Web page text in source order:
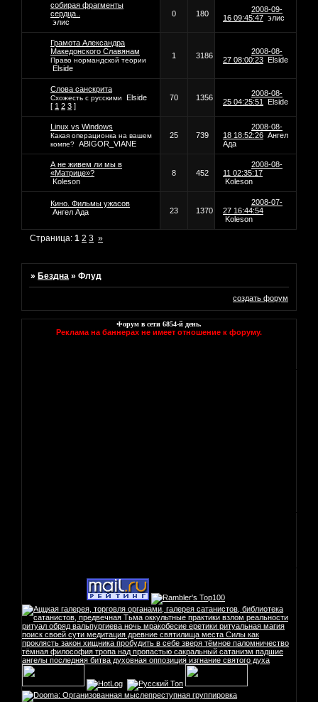
собирая фрагменты
сердца..
элис
0 180
2008-09-
16 09:45:47 элис
Грамота Александра
Македонского Славянам
Право нормандской теории
Elside
1 3186
2008-08-
27 08:00:23
Elside
Слова санскрита
Схожесть с русскими
Elside
[ 1 2 3 ]
70 1356
2008-08-
25 04:25:51
Elside
Linux vs Windows
Какая операционка на вашем
компе? ABIGOR_VIANE
25 739
2008-08-
18 18:52:26 Ангел
Ада
А не живем ли мы в
«Матрице»?
Koleson
8 452
2008-08-
11 02:35:17
Koleson
Кино. Фильмы ужасов
Ангел Ада
23 1370
2008-07-
27 16:44:54
Koleson
Страница:1 2 3 »
»Бездна »Флуд
создать форум
Форум в сети 6854-й день.
Реклама на баннерах не имеет отношение к форуму.